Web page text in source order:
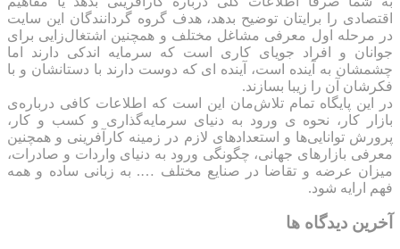
اقتصادی را برایتان توضیح بدهد، هدف گروه گردانندگان این سایت
در مرحله اول معرفی مشاغل مختلف و همچنین اشتغال‌زایی برای
جوانان و افراد جویای کاری است که سرمایه اندکی دارند اما
چشمشان به آینده است، آینده ای که دوست دارند با دستانشان و با
فکرشان آن را زیبا بسازند.
در این پایگاه تمام تلاش‌مان این است که ‌اطلاعات کافی درباره‌ی
بازار کار، نحوه ی ورود به دنیای سرمایه‌گذاری و کسب و کار،
پرورش توانایی‌ها و استعدادهای لازم در زمینه کارآفرینی و همچنین
معرفی بازارهای جهانی، چگونگی ورود به دنیای واردات و صادرات،
میزان عرضه و تقاضا در صنایع مختلف …. به زبانی ساده و همه
فهم ارایه شود.
آخرین دیدگاه ها